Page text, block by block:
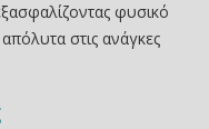
φυσικό
στις ανάγκες